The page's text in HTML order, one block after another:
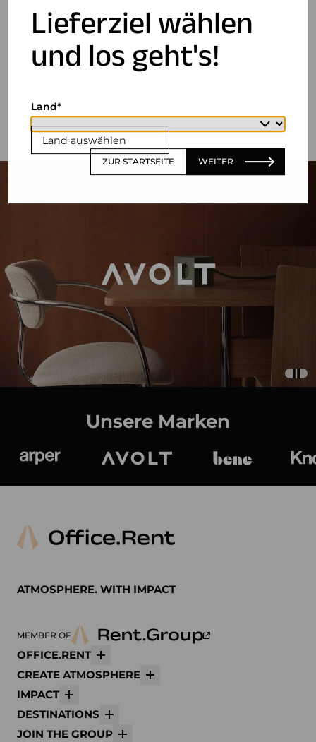
Lieferziel wählen
und los geht's!
Land auswählen
Land
ZUR STARTSEITE WEITER
Unsere Marken
ATMOSPHERE. WITH IMPACT
MEMBER OF
OFFICE.RENT
CREATE ATMOSPHERE
IMPACT
DESTINATIONS
JOIN THE GROUP